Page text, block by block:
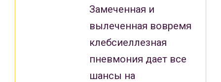
Замеченная и
вылеченная вовремя
клебсиеллезная
пневмония дает все
шансы на